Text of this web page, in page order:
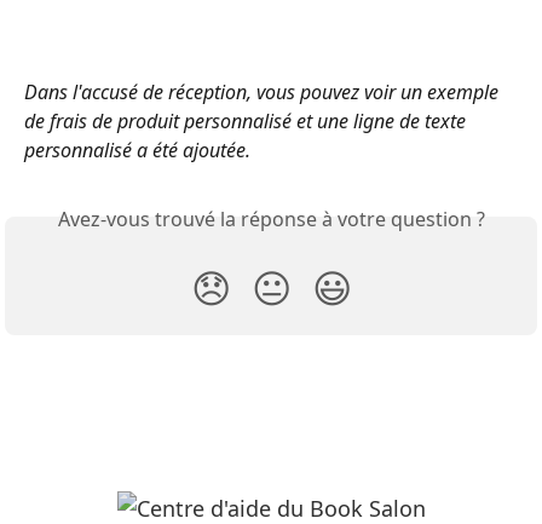
Dans l'accusé de réception, vous pouvez voir un exemple
de frais de produit personnalisé et une ligne de texte
personnalisé a été ajoutée.
Avez-vous trouvé la réponse à votre question ?
😞 😐 😃